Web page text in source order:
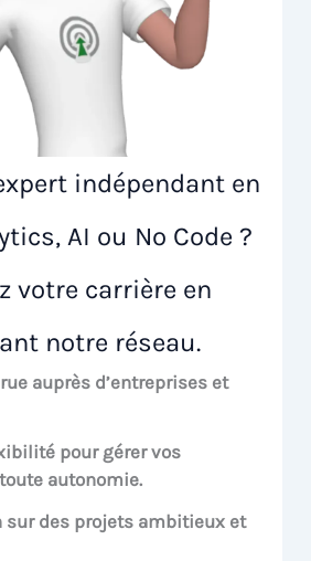
indépendant en
AI ou No Code ?
votre carrière en
notre réseau.
auprès d’entreprises et
pour gérer vos
autonomie.
sur des projets ambitieux et